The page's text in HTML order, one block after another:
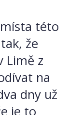
této
že
Limě z
na
dny už
je to